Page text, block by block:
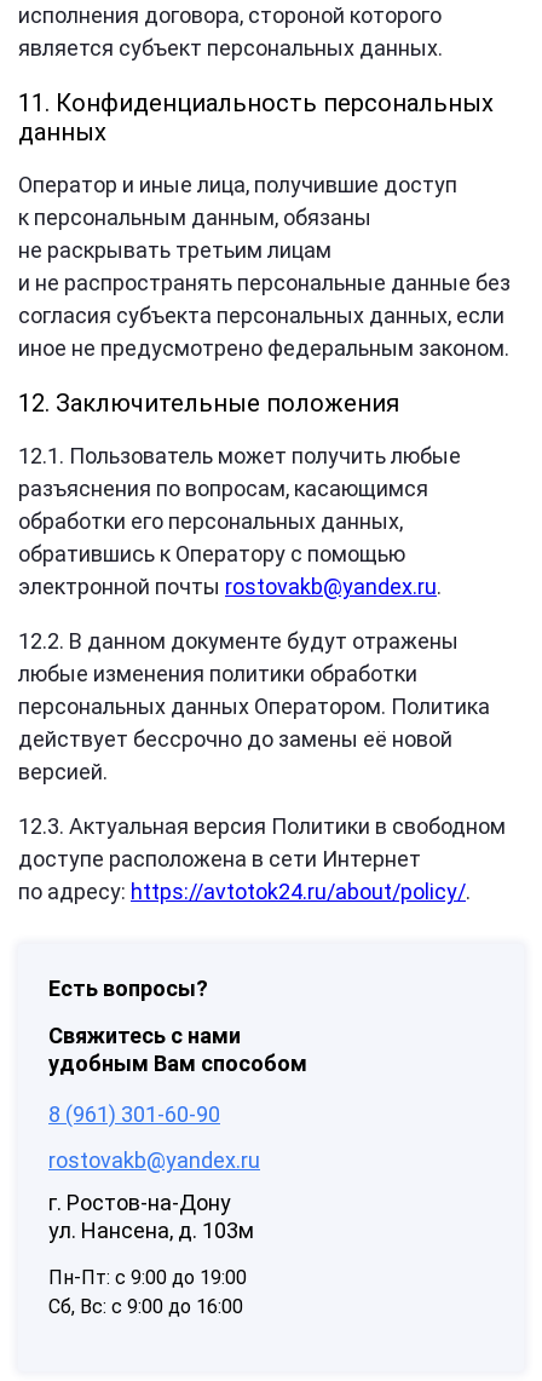
исполнения договора, стороной которого
является субъект персональных данных.
11. Конфиденциальность персональных
данных
Оператор и иные лица, получившие доступ
к персональным данным, обязаны
не раскрывать третьим лицам
и не распространять персональные данные без
согласия субъекта персональных данных, если
иное не предусмотрено федеральным законом.
12. Заключительные положения
12.1. Пользователь может получить любые
разъяснения по вопросам, касающимся
обработки его персональных данных,
обратившись к Оператору с помощью
электронной почты rostovakb@yandex.ru.
12.2. В данном документе будут отражены
любые изменения политики обработки
персональных данных Оператором. Политика
действует бессрочно до замены её новой
версией.
12.3. Актуальная версия Политики в свободном
доступе расположена в сети Интернет
по адресу: https://avtotok24.ru/about/policy/.
Есть вопросы?
Свяжитесь с нами
удобным Вам способом
8 (961) 301-60-90
rostovakb@yandex.ru
г. Ростов-на-Дону
ул. Нансена, д. 103м
Пн-Пт: с 9:00 до 19:00
Сб, Вс: с 9:00 до 16:00